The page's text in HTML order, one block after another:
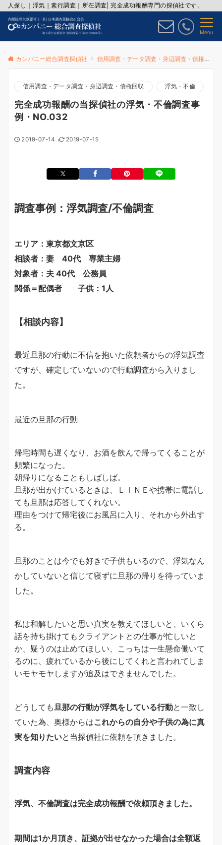
人探し｜浮気｜素行調査｜所在調査| 完全成功報酬専門の探偵社です。
Menu
カンパニー総合調査探偵社 信用調査・データ調査・身辺調査・債権回収
信用調査・データ調査・身辺調査・債権回収 浮気・不倫
完全成功報酬の当探偵社の浮気・不倫調査事
例・NO.032
2019-07-14 2019-07-15
調査事例：浮気調査/不倫調査
エリア：東京都文京区
相談者：妻 40代 専業主婦
対象者：夫 40代 公務員
関係＝配偶者 子供：1人
【相談内容】
最近旦那の行動に不信を抱いた依頼者からの浮気調査
ですが、確定していないので行動調査から入りまし
た。
最近の旦那の行動
帰宅時間も遅くなり、お酒を飲んで帰ってくることが
頻繁になった。
朝帰りになることもしばしば。
旦那が出かけているときは、ＬＩＮＥや携帯に電話し
ても旦那は応答してくれない。
理由をつけて帰宅後にお風呂に入り、それから外出す
る。
旦那のことは今でも好きで子供もいるので、浮気なん
かしていないと信じて寝ずに旦那の帰りを待っていま
した。
私は和解したいと思い真実を教えてほしいと、いくら
話を持ち掛けてもクライアントとの仕事が忙しいと
か、疑うのは止めてほしい、こっちは一生懸命働いて
るのに、疲れているから後にしてくれと言われてしま
いモヤモヤしますが追及はできませんでした。
どうしても旦那の行動が浮気をしている行動と一致し
ていた為、奥様からはこれからの自分や子供の為に真
実を知りたいと当探偵社に依頼を頂きました。
調査内容
浮気、不倫調査は完全成功報酬で依頼頂きました。
期間は1か月頂き、証拠が出せなかった場合は全額返